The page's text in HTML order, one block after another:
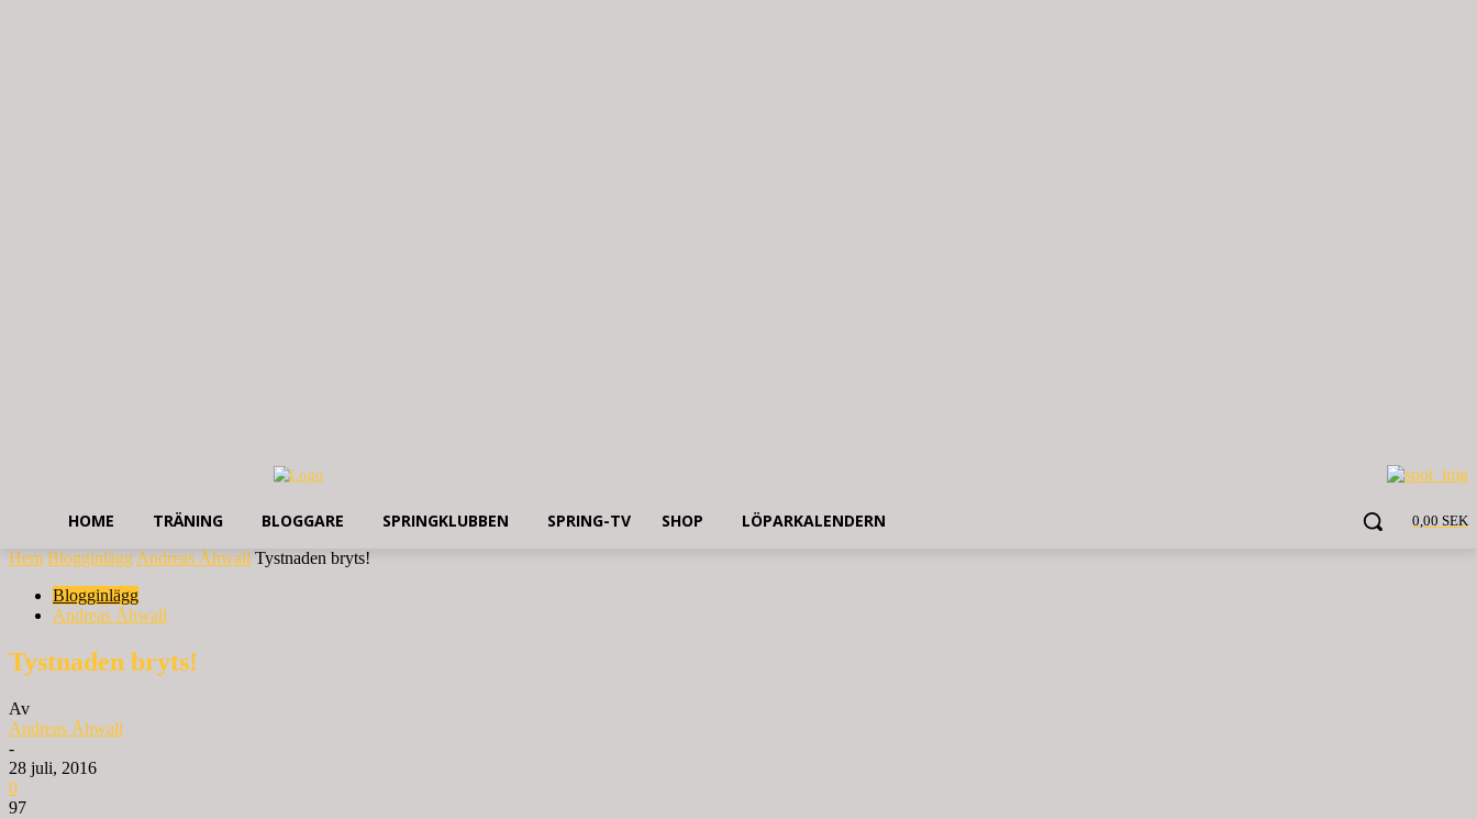
0,00 SEK
HOME TRÄNING BLOGGARE SPRINGKLUBBEN SPRING-TV SHOP LÖPARKALENDERN
Hem Blogginlägg Andreas Åhwall Tystnaden bryts!
Blogginlägg
Andreas Åhwall
Tystnaden bryts!
Av
Andreas Åhwall
-
28 juli, 2016
0
97